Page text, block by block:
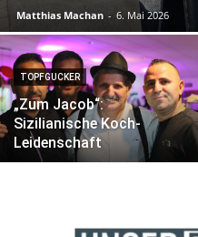
Matthias Machan - 6. Mai 2026
TOPFGUCKER
„Zum Jacob“:
Sizilianische Koch-
Leidenschaft